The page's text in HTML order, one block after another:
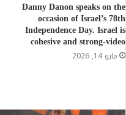
Danny Danon speaks on the
occasion of Israel’s 78th
Independence Day. Israel is
cohesive and strong-video
مايو 14, 2026